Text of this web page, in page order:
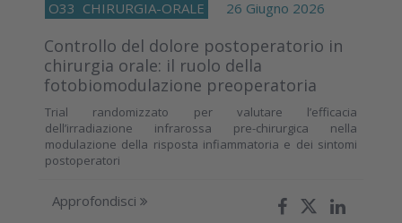
O33 CHIRURGIA-ORALE 26 Giugno 2026
Controllo del dolore postoperatorio in
chirurgia orale: il ruolo della
fotobiomodulazione preoperatoria
Trial randomizzato per valutare l’efficacia
dell’irradiazione infrarossa pre-chirurgica nella
modulazione della risposta infiammatoria e dei sintomi
postoperatori
Approfondisci